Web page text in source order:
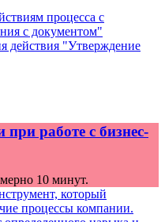
процесса с
с документом"
действия "Утверждение
работе с бизнес-
10 минут.
который
процессы компании.